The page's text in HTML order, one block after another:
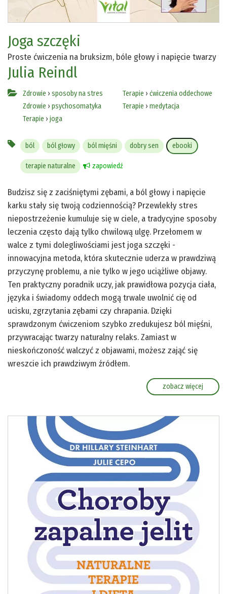
Joga szczęki
Proste ćwiczenia na bruksizm, bóle głowy i napięcie twarzy
Julia Reindl
Zdrowie › sposoby na stres
Zdrowie › psychosomatyka
Terapie › joga
Terapie › ćwiczenia oddechowe
Terapie › medytacja
ból ból głowy ból mięśni dobry sen ebooki
terapie naturalne zapowiedź
Budzisz się z zaciśniętymi zębami, a ból głowy i napięcie
karku stały się twoją codziennością? Przewlekły stres
niepostrzeżenie kumuluje się w ciele, a tradycyjne sposoby
leczenia często dają tylko chwilową ulgę. Przełomem w
walce z tymi dolegliwościami jest joga szczęki -
innowacyjna metoda, która skutecznie uderza w prawdziwą
przyczynę problemu, a nie tylko w jego uciążliwe objawy.
Ten praktyczny poradnik uczy, jak prawidłowa pozycja ciała,
języka i świadomy oddech mogą trwale uwolnić cię od
ucisku, zgrzytania zębami czy chrapania. Dzięki
sprawdzonym ćwiczeniom szybko zredukujesz ból mięśni,
przywracając twarzy naturalny relaks. Zamiast w
nieskończoność walczyć z objawami, możesz zająć się
wreszcie ich prawdziwym źródłem.
zobacz więcej